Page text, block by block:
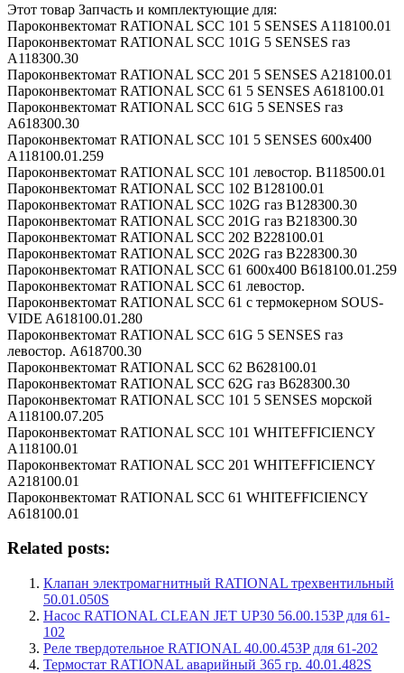
Этот товар Запчасть и комплектующие для:
Пароконвектомат RATIONAL SCC 101 5 SENSES A118100.01
Пароконвектомат RATIONAL SCC 101G 5 SENSES газ
A118300.30
Пароконвектомат RATIONAL SCC 201 5 SENSES A218100.01
Пароконвектомат RATIONAL SCC 61 5 SENSES A618100.01
Пароконвектомат RATIONAL SCC 61G 5 SENSES газ
A618300.30
Пароконвектомат RATIONAL SCC 101 5 SENSES 600х400
A118100.01.259
Пароконвектомат RATIONAL SCC 101 левостор. B118500.01
Пароконвектомат RATIONAL SCC 102 B128100.01
Пароконвектомат RATIONAL SCC 102G газ B128300.30
Пароконвектомат RATIONAL SCC 201G газ B218300.30
Пароконвектомат RATIONAL SCC 202 B228100.01
Пароконвектомат RATIONAL SCC 202G газ B228300.30
Пароконвектомат RATIONAL SCC 61 600х400 B618100.01.259
Пароконвектомат RATIONAL SCC 61 левостор.
Пароконвектомат RATIONAL SCC 61 с термокерном SOUS-
VIDE A618100.01.280
Пароконвектомат RATIONAL SCC 61G 5 SENSES газ
левостор. A618700.30
Пароконвектомат RATIONAL SCC 62 B628100.01
Пароконвектомат RATIONAL SCC 62G газ B628300.30
Пароконвектомат RATIONAL SCC 101 5 SENSES морской
A118100.07.205
Пароконвектомат RATIONAL SCC 101 WHITEFFICIENCY
A118100.01
Пароконвектомат RATIONAL SCC 201 WHITEFFICIENCY
A218100.01
Пароконвектомат RATIONAL SCC 61 WHITEFFICIENCY
A618100.01
Related posts:
Клапан электромагнитный RATIONAL трехвентильный
50.01.050S
Насос RATIONAL CLEAN JET UP30 56.00.153P для 61-
102
Реле твердотельное RATIONAL 40.00.453P для 61-202
Термостат RATIONAL аварийный 365 гр. 40.01.482S